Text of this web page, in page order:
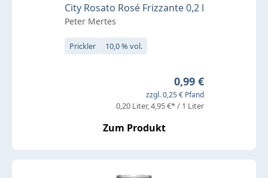
City Rosato Rosé Frizzante 0,2 l
Peter Mertes
Prickler 10,0 % vol.
Regulärer Preis:
0,99 €
zzgl. 0,25 € Pfand
0,20 Liter 4,95 €* / 1 Liter
Zum Produkt